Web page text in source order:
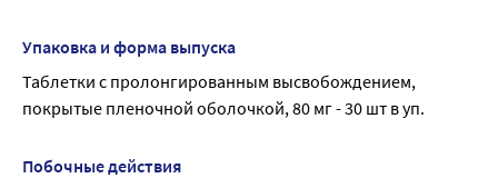
Упаковка и форма выпуска
Таблетки с пролонгированным высвобождением,
покрытые пленочной оболочкой, 80 мг - 30 шт в уп.
Побочные действия